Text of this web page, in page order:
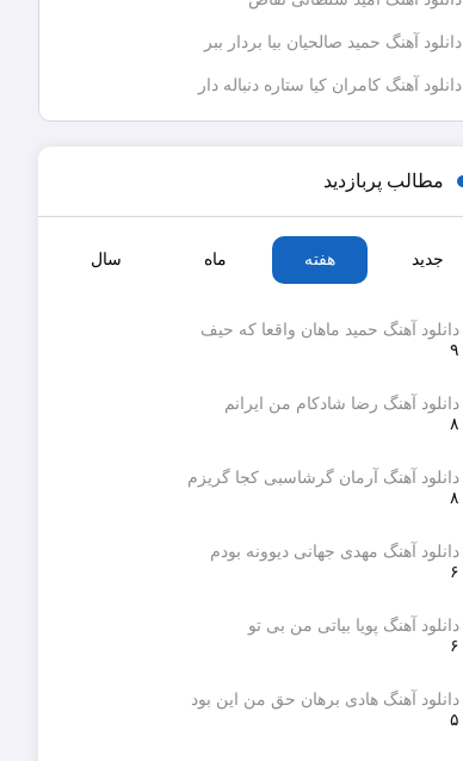
دانلود آهنگ حمید صالحیان بیا بردار ببر
دانلود آهنگ کامران کیا ستاره دنباله دار
مطالب پربازدید
جدید هفته ماه سال
دانلود آهنگ حمید ماهان واقعا که حیف
۹
دانلود آهنگ رضا شادکام من ایرانم
۸
دانلود آهنگ آرمان گرشاسبی کجا گریزم
۸
دانلود آهنگ مهدی جهانی دیوونه بودم
۶
دانلود آهنگ پویا بیاتی من بی تو
۶
دانلود آهنگ هادی برهان حق من این بود
۵